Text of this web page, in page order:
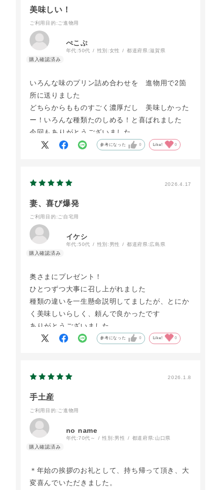
美味しい！
ご利用目的 :ご進物用
ぺこぷ
年代:50代 性別:女性 都道府県:滋賀県
いろんな味のプリン詰め合わせを 進物用で2箇
所に送りました
どちらからもものすごく濃厚だし 美味しかった
ー！いろんな種類たのしめる！と喜ばれました
今回もありがとうございました
参考になった 0 Like! 0
2026.4.17
妻、喜び爆発
ご利用目的 :ご自宅用
イケシ
年代:50代 性別: 男性 都道府県:広島県
奥さまにプレゼント！
ひとつずつ大事に召し上がれました
種類の違いを一生懸命説明してましたが、とにか
く美味しいらしく、頼んで良かったです
ありがとうございました
参考になった 0 Like! 0
2026.1.8
手土産
ご利用目的 :ご進物用
no name
年代:70代～ 性別:男性 都道府県: 山口県
＊年始の挨拶のお礼として、持ち帰って頂き、大
変喜んでいただきました。